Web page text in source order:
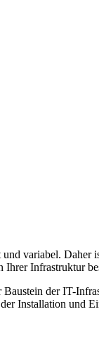
variabel.
Infrastruktur
der IT-
Installation